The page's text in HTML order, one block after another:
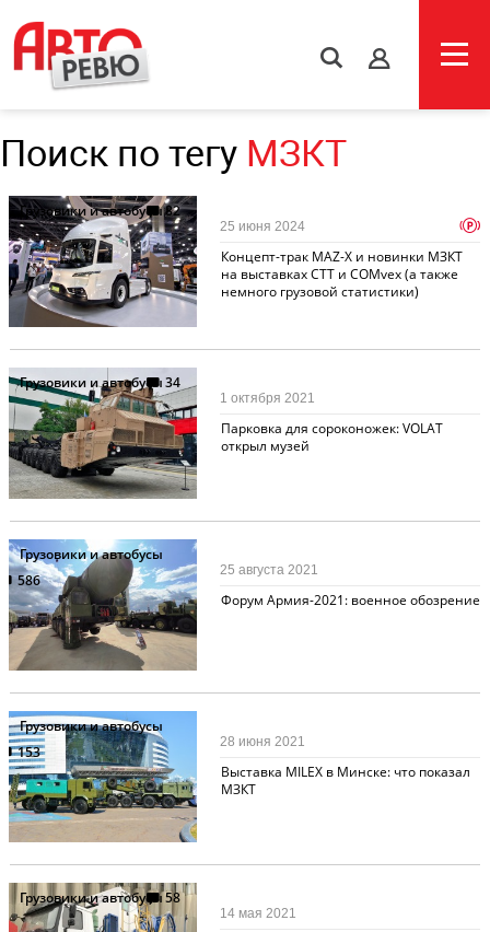
s
Поиск по тегу МЗКТ
Грузовики и автобусы82
Концепт-трак MAZ-X и новинки МЗКТ
на выставках СТТ и COMvex (а также
немного грузовой статистики)
25 июня 2024 p
Грузовики и автобусы34
Парковка для сороконожек: VOLAT
открыл музей
1 октября 2021
Грузовики и автобусы
586
Форум Армия-2021: военное обозрение
25 августа 2021
Грузовики и автобусы
153
Выставка MILEX в Минске: что показал
МЗКТ
28 июня 2021
Грузовики и автобусы58
14 мая 2021